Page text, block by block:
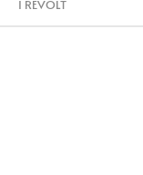
I REVOLT